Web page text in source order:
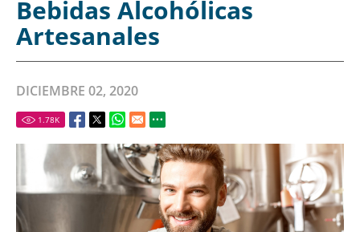
Bebidas Alcohólicas
Artesanales
DICIEMBRE 02, 2020
1.78K